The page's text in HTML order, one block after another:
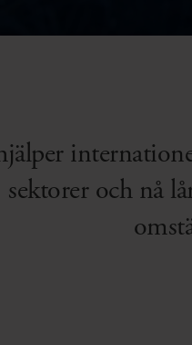
sektorer och nå